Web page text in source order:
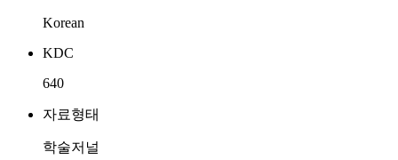
Korean
KDC
640
자료형태
학술저널